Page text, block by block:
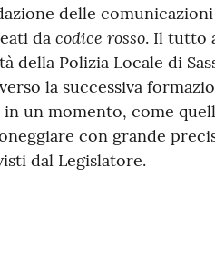
delle
da codice rosso. Il tutto
della Polizia Locale di
la successiva
un momento, come
con grande
dal Legislatore.